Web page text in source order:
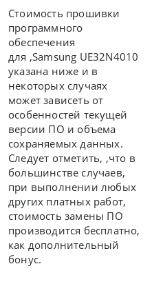
Стоимость прошивки
программного
обеспечения
для ,Samsung UE32N4010
указана ниже и в
некоторых случаях
может зависеть от
особенностей текущей
версии ПО и объема
сохраняемых данных.
Следует отметить, ,что в
большинстве случаев,
при выполнении любых
других платных работ,
стоимость замены ПО
производится бесплатно,
как дополнительный
бонус.